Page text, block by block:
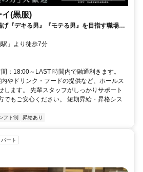
(黒服)
『デキる男』『モテる男』を目指す職場で
ヶ瀬駅」より徒歩7分
：18:00～LAST 時間内で融通利きます。
やドリンク・フードの提供など、ホールス
します。 先輩スタッフがしっかりサポート
でもご安心ください。 短期昇給・昇格シス
フト制 昇給あり
ート